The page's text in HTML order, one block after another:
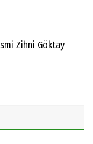
Zihni Göktay